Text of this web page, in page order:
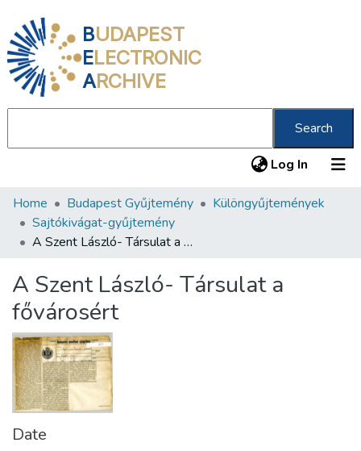
BUDAPEST
ELECTRONIC
ARCHIVE
Search
Log In (current)
Communities & Collections
All of DSpace
About us
Home Budapest Gyűjtemény
Különgyűjtemények
Sajtókivágat-gyűjtemény
A Szent László- Társulat a fővárosért
A Szent László- Társulat a
fővárosért
Date